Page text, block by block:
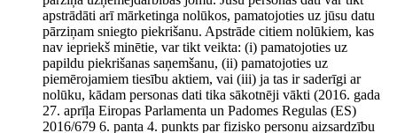
apstrādāti arī mārketinga nolūkos, pamatojoties uz jūsu datu
pārziņam sniegto piekrišanu. Apstrāde citiem nolūkiem, kas
nav iepriekš minētie, var tikt veikta: (i) pamatojoties uz
papildu piekrišanas saņemšanu, (ii) pamatojoties uz
piemērojamiem tiesību aktiem, vai (iii) ja tas ir saderīgi ar
nolūku, kādam personas dati tika sākotnēji vākti (2016. gada
27. aprīļa Eiropas Parlamenta un Padomes Regulas (ES)
2016/679 6. panta 4. punkts par fizisko personu aizsardzību